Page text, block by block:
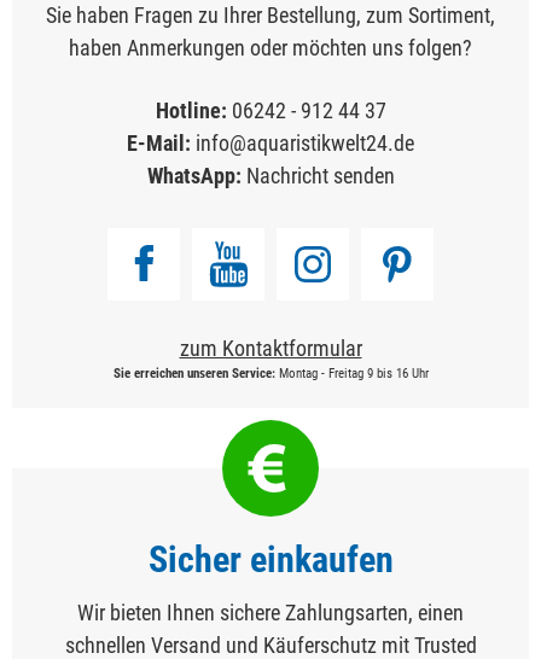
Sie haben Fragen zu Ihrer Bestellung, zum Sortiment,
haben Anmerkungen oder möchten uns folgen?
Hotline: 06242 - 912 44 37
E-Mail: info@aquaristikwelt24.de
WhatsApp: Nachricht senden
zum Kontaktformular
Sie erreichen unseren Service:Montag - Freitag 9 bis 16 Uhr
Sicher einkaufen
Wir bieten Ihnen sichere Zahlungsarten, einen
schnellen Versand und Käuferschutz mit Trusted